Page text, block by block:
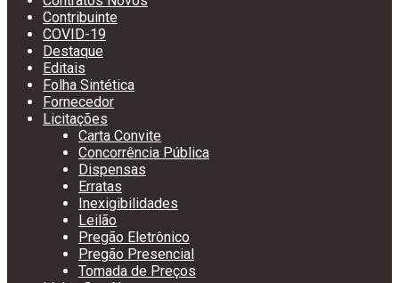
Contribuinte
COVID-19
Destaque
Editais
Folha Sintética
Fornecedor
Licitações
Carta Convite
Concorrência Pública
Dispensas
Erratas
Inexigibilidades
Leilão
Pregão Eletrônico
Pregão Presencial
Tomada de Preços